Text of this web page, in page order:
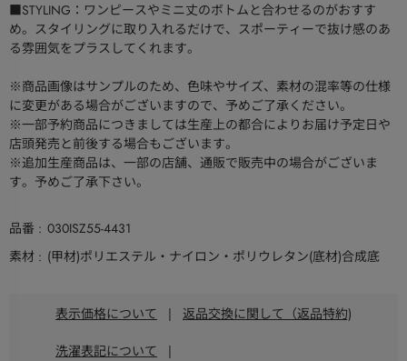
■STYLING：ワンピースやミニ丈のボトムと合わせるのがおすす
め。スタイリングに取り入れるだけで、スポーティーで抜け感のあ
る雰囲気をプラスしてくれます。
※商品画像はサンプルのため、色味やサイズ、素材の混率等の仕様
に変更がある場合がございますので、予めご了承ください。
※一部予約商品につきましては生産上の都合によりお届け予定日や
店頭発売と前後する場合もございます。
※追加生産商品は、一部の店舗、通販で販売中の場合がございま
す。予めご了承下さい。
品番
030ISZ55-4431
素材
(甲材)ポリエステル・ナイロン・ポリウレタン(底材)合成底
表示価格について | 返品交換に関して（返品特約)
洗濯表記について |